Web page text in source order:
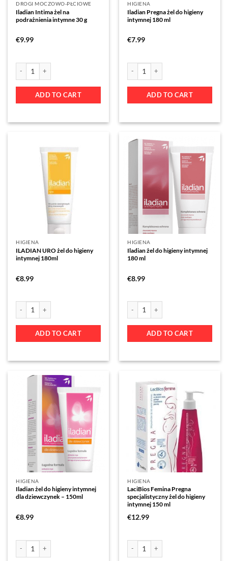
DROGI MOCZOWO-PŁCIOWE
Iladian Intima żel na
podrażnienia intymne 30 g
€9.99
ADD TO CART
HIGIENA
Iladian Pregna żel do higieny
intymnej 180 ml
€7.99
ADD TO CART
HIGIENA
ILADIAN URO żel do higieny
intymnej 180ml
€8.99
ADD TO CART
HIGIENA
Iladian żel do higieny intymnej
180 ml
€8.99
ADD TO CART
HIGIENA
Iladian żel do higieny intymnej
dla dziewczynek – 150ml
€8.99
HIGIENA
LaciBios Femina Pregna
specjalistyczny żel do higieny
intymnej 150 ml
€12.99